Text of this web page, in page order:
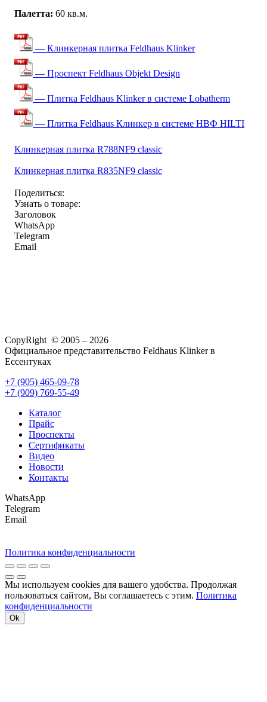
Палетта: 60 кв.м.
— Клинкерная плитка Feldhaus Klinker
— Проспект Feldhaus Objekt Design
— Плитка Feldhaus Klinker в системе Lobatherm
— Плитка Feldhaus Клинкер в системе НВФ HILTI
Клинкерная плитка R788NF9 classic
Клинкерная плитка R835NF9 classic
Поделиться:
Узнать о товаре:
Заголовок
WhatsApp
Telegram
Email
CopyRight © 2005 – 2026
Официальное представительство Feldhaus Klinker в
Ессентуках
+7 (905) 465-09-78
+7 (909) 769-55-49
Каталог
Прайс
Проспекты
Сертификаты
Видео
Новости
Контакты
WhatsApp
Telegram
Email
Политика конфиденциальности
Мы используем cookies для вашего удобства. Продолжая
пользоваться сайтом, Вы соглашаетесь с этим. Политика
конфиденциальности
Ok